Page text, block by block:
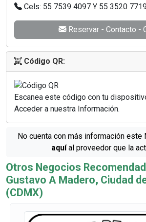
Cels: 55 7539 4097 Y 55 3520
Reservar - Contacto -
Código QR:
Escanea este código con tu
Acceder a nuestra Información.
No cuenta con más información este
aquíal proveedor que la
Otros Negocios
Gustavo A Madero, Ciudad
(CDMX)